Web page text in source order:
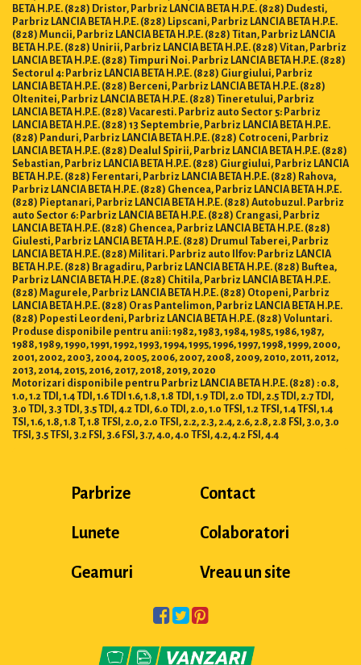
BETA H.P.E. (828) Dristor, Parbriz LANCIA BETA H.P.E. (828) Dudesti,
Parbriz LANCIA BETA H.P.E. (828) Lipscani, Parbriz LANCIA BETA H.P.E.
(828) Muncii, Parbriz LANCIA BETA H.P.E. (828) Titan, Parbriz LANCIA
BETA H.P.E. (828) Unirii, Parbriz LANCIA BETA H.P.E. (828) Vitan, Parbriz
LANCIA BETA H.P.E. (828) Timpuri Noi. Parbriz LANCIA BETA H.P.E. (828)
Sectorul 4: Parbriz LANCIA BETA H.P.E. (828) Giurgiului, Parbriz
LANCIA BETA H.P.E. (828) Berceni, Parbriz LANCIA BETA H.P.E. (828)
Oltenitei, Parbriz LANCIA BETA H.P.E. (828) Tineretului, Parbriz
LANCIA BETA H.P.E. (828) Vacaresti. Parbriz auto Sector 5: Parbriz
LANCIA BETA H.P.E. (828) 13 Septembrie, Parbriz LANCIA BETA H.P.E.
(828) Panduri, Parbriz LANCIA BETA H.P.E. (828) Cotroceni, Parbriz
LANCIA BETA H.P.E. (828) Dealul Spirii, Parbriz LANCIA BETA H.P.E. (828)
Sebastian, Parbriz LANCIA BETA H.P.E. (828) Giurgiului, Parbriz LANCIA
BETA H.P.E. (828) Ferentari, Parbriz LANCIA BETA H.P.E. (828) Rahova,
Parbriz LANCIA BETA H.P.E. (828) Ghencea, Parbriz LANCIA BETA H.P.E.
(828) Pieptanari, Parbriz LANCIA BETA H.P.E. (828) Autobuzul. Parbriz
auto Sector 6: Parbriz LANCIA BETA H.P.E. (828) Crangasi, Parbriz
LANCIA BETA H.P.E. (828) Ghencea, Parbriz LANCIA BETA H.P.E. (828)
Giulesti, Parbriz LANCIA BETA H.P.E. (828) Drumul Taberei, Parbriz
LANCIA BETA H.P.E. (828) Militari. Parbriz auto Ilfov: Parbriz LANCIA
BETA H.P.E. (828) Bragadiru, Parbriz LANCIA BETA H.P.E. (828) Buftea,
Parbriz LANCIA BETA H.P.E. (828) Chitila, Parbriz LANCIA BETA H.P.E.
(828) Magurele, Parbriz LANCIA BETA H.P.E. (828) Otopeni, Parbriz
LANCIA BETA H.P.E. (828) Oras Pantelimon, Parbriz LANCIA BETA H.P.E.
(828) Popesti Leordeni, Parbriz LANCIA BETA H.P.E. (828) Voluntari.
Produse disponibile pentru anii: 1982, 1983, 1984, 1985, 1986, 1987,
1988, 1989, 1990, 1991, 1992, 1993, 1994, 1995, 1996, 1997, 1998, 1999, 2000,
2001, 2002, 2003, 2004, 2005, 2006, 2007, 2008, 2009, 2010, 2011, 2012,
2013, 2014, 2015, 2016, 2017, 2018, 2019, 2020
Motorizari disponibile pentru Parbriz LANCIA BETA H.P.E. (828) : 0.8,
1.0, 1.2 TDI, 1.4 TDI, 1.6 TDI 1.6, 1.8, 1.8 TDI, 1.9 TDI, 2.0 TDI, 2.5 TDI, 2.7 TDI,
3.0 TDI, 3.3 TDI, 3.5 TDI, 4.2 TDI, 6.0 TDI, 2.0, 1.0 TFSI, 1.2 TFSI, 1.4 TFSI, 1.4
TSI, 1.6, 1.8, 1.8 T, 1.8 TFSI, 2.0, 2.0 TFSI, 2.2, 2.3, 2.4, 2.6, 2.8, 2.8 FSI, 3.0, 3.0
TFSI, 3.5 TFSI, 3.2 FSI, 3.6 FSI, 3.7, 4.0, 4.0 TFSI, 4.2, 4.2 FSI, 4.4
Parbrize
Lunete
Geamuri
Contact
Colaboratori
Vreau un site